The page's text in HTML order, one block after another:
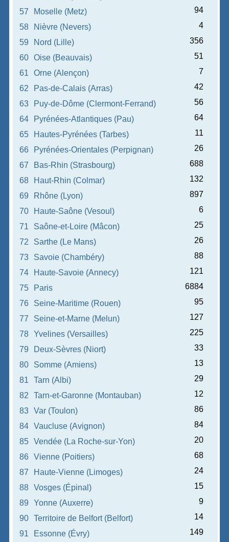
57
Moselle (Metz)
94
58
Nièvre (Nevers)
4
59
Nord (Lille)
356
60
Oise (Beauvais)
51
61
Orne (Alençon)
7
62
Pas-de-Calais (Arras)
42
63
Puy-de-Dôme (Clermont-Ferrand)
56
64
Pyrénées-Atlantiques (Pau)
64
65
Hautes-Pyrénées (Tarbes)
11
66
Pyrénées-Orientales (Perpignan)
26
67
Bas-Rhin (Strasbourg)
688
68
Haut-Rhin (Colmar)
132
69
Rhône (Lyon)
897
70
Haute-Saône (Vesoul)
6
71
Saône-et-Loire (Mâcon)
25
72
Sarthe (Le Mans)
26
73
Savoie (Chambéry)
88
74
Haute-Savoie (Annecy)
121
75
Paris
6884
76
Seine-Maritime (Rouen)
95
77
Seine-et-Marne (Melun)
127
78
Yvelines (Versailles)
225
79
Deux-Sèvres (Niort)
33
80
Somme (Amiens)
13
81
Tarn (Albi)
29
82
Tarn-et-Garonne (Montauban)
12
83
Var (Toulon)
86
84
Vaucluse (Avignon)
84
85
Vendée (La Roche-sur-Yon)
20
86
Vienne (Poitiers)
68
87
Haute-Vienne (Limoges)
24
88
Vosges (Épinal)
15
89
Yonne (Auxerre)
9
90
Territoire de Belfort (Belfort)
14
91
Essonne (Évry)
149